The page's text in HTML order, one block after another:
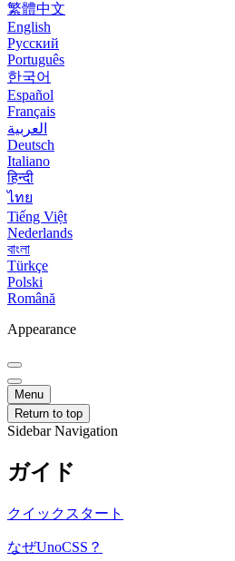
繁體中文
English
Русский
Português
한국어
Español
Français
العربية
Deutsch
Italiano
हिन्दी
ไทย
Tiếng Việt
Nederlands
বাংলা
Türkçe
Polski
Română
Appearance
Menu
Return to top
Sidebar Navigation
ガイド
クイックスタート
なぜUnoCSS？